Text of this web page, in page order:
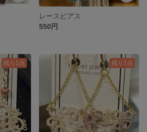
レースピアス
550円
残り1点 残り1点